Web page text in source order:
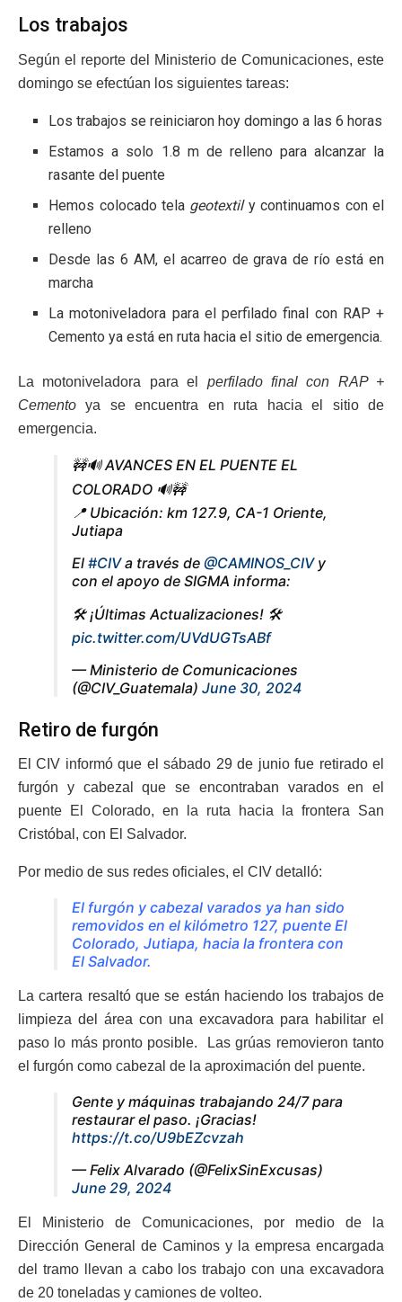
Los trabajos
Según el reporte del Ministerio de Comunicaciones, este
domingo se efectúan los siguientes tareas:
Los trabajos se reiniciaron hoy domingo a las 6 horas
Estamos a solo 1.8 m de relleno para alcanzar la
rasante del puente
Hemos colocado tela geotextily continuamos con el
relleno
Desde las 6 AM, el acarreo de grava de río está en
marcha
La motoniveladora para el perfilado final con RAP +
Cemento ya está en ruta hacia el sitio de emergencia.
La motoniveladora para el perfilado final con RAP +
Cemento ya se encuentra en ruta hacia el sitio de
emergencia.
🚧🔊 AVANCES EN EL PUENTE EL
COLORADO 🔊🚧
📍 Ubicación: km 127.9, CA-1 Oriente,
Jutiapa
El #CIVa través de @CAMINOS_CIVy
con el apoyo de SIGMA informa:
🛠️ ¡Últimas Actualizaciones! 🛠️
pic.twitter.com/UVdUGTsABf
— Ministerio de Comunicaciones
(@CIV_Guatemala) June 30, 2024
Retiro de furgón
El CIV informó que el sábado 29 de junio fue retirado el
furgón y cabezal que se encontraban varados en el
puente El Colorado, en la ruta hacia la frontera San
Cristóbal, con El Salvador.
Por medio de sus redes oficiales, el CIV detalló:
El furgón y cabezal varados ya han sido
removidos en el kilómetro 127, puente El
Colorado, Jutiapa, hacia la frontera con
El Salvador.
La cartera resaltó que se están haciendo los trabajos de
limpieza del área con una excavadora para habilitar el
paso lo más pronto posible. Las grúas removieron tanto
el furgón como cabezal de la aproximación del puente.
Gente y máquinas trabajando 24/7 para
restaurar el paso. ¡Gracias!
https://t.co/U9bEZcvzah
— Felix Alvarado (@FelixSinExcusas)
June 29, 2024
El Ministerio de Comunicaciones, por medio de la
Dirección General de Caminos y la empresa encargada
del tramo llevan a cabo los trabajo con una excavadora
de 20 toneladas y camiones de volteo.